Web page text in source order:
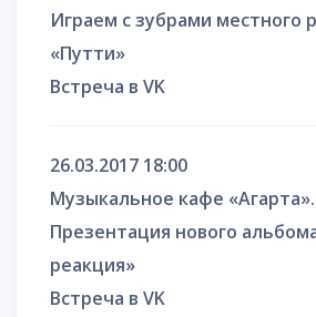
Играем с зубрами местного
«Путти»
Встреча в VK
26.03.2017 18:00
Музыкальное кафе «Агарта».
Презентация нового
реакция»
Встреча в VK